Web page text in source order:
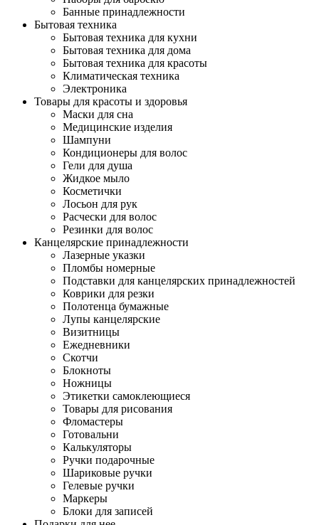
Банные принадлежности
Бытовая техника
Бытовая техника для кухни
Бытовая техника для дома
Бытовая техника для красоты
Климатическая техника
Электроника
Товары для красоты и здоровья
Маски для сна
Медицинские изделия
Шампуни
Кондиционеры для волос
Гели для душа
Жидкое мыло
Косметички
Лосьон для рук
Расчески для волос
Резинки для волос
Канцелярские принадлежности
Лазерные указки
Пломбы номерные
Подставки для канцелярских принадлежностей
Коврики для резки
Полотенца бумажные
Лупы канцелярские
Визитницы
Ежедневники
Скотчи
Блокноты
Ножницы
Этикетки самоклеющиеся
Товары для рисования
Фломастеры
Готовальни
Калькуляторы
Ручки подарочные
Шариковые ручки
Гелевые ручки
Маркеры
Блоки для записей